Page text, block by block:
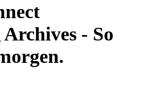
- So